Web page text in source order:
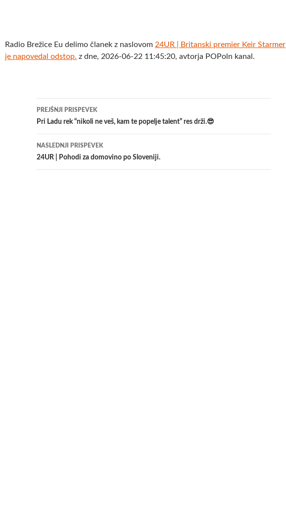
Radio Brežice Eu delimo članek z naslovom 24UR | Britanski premier Keir Starmer
je napovedal odstop. z dne, 2026-06-22 11:45:20, avtorja POPoln kanal.
Krmarjenje
po
prispevkih
PREJŠNJI PRISPEVEK
Pri Ladu rek “nikoli ne veš, kam te popelje talent” res drži.😎
NASLEDNJI PRISPEVEK
24UR | Pohodi za domovino po Sloveniji.